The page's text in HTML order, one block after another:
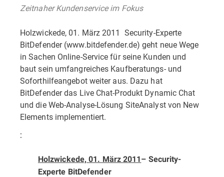
Zeitnaher Kundenservice im Fokus
Holzwickede, 01. März 2011  Security-Experte
BitDefender (www.bitdefender.de) geht neue Wege
in Sachen Online-Service für seine Kunden und
baut sein umfangreiches Kaufberatungs- und
Soforthilfeangebot weiter aus. Dazu hat
BitDefender das Live Chat-Produkt Dynamic Chat
und die Web-Analyse-Lösung SiteAnalyst von New
Elements implementiert.
:
Holzwickede, 01. März 2011– Security-
Experte BitDefender